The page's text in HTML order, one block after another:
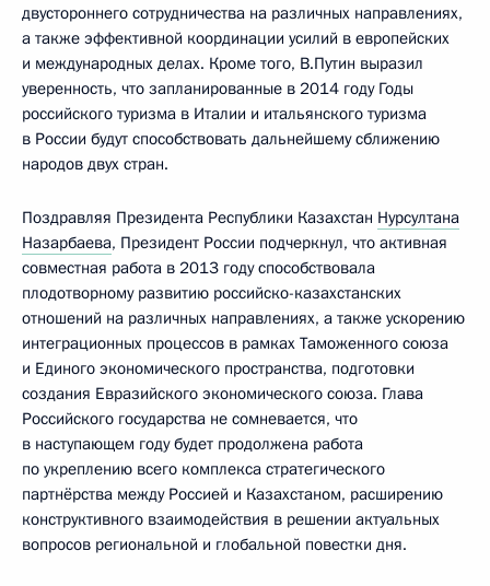
двустороннего сотрудничества на различных направлениях,
а также эффективной координации усилий в европейских
и международных делах. Кроме того, В.Путин выразил
уверенность, что запланированные в 2014 году Годы
российского туризма в Италии и итальянского туризма
в России будут способствовать дальнейшему сближению
народов двух стран.
Поздравляя Президента Республики Казахстан Нурсултана
Назарбаева, Президент России подчеркнул, что активная
совместная работа в 2013 году способствовала
плодотворному развитию российско-казахстанских
отношений на различных направлениях, а также ускорению
интеграционных процессов в рамках Таможенного союза
и Единого экономического пространства, подготовки
создания Евразийского экономического союза. Глава
Российского государства не сомневается, что
в наступающем году будет продолжена работа
по укреплению всего комплекса стратегического
партнёрства между Россией и Казахстаном, расширению
конструктивного взаимодействия в решении актуальных
вопросов региональной и глобальной повестки дня.